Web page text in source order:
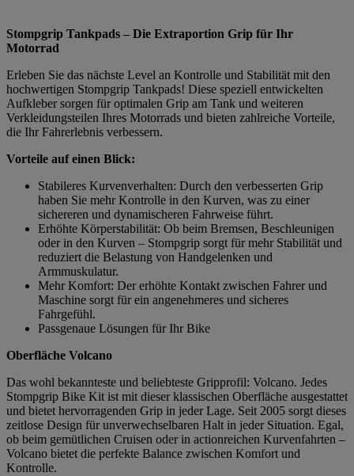
Stompgrip Tankpads – Die Extraportion Grip für Ihr
Motorrad
Erleben Sie das nächste Level an Kontrolle und Stabilität mit den
hochwertigen Stompgrip Tankpads! Diese speziell entwickelten
Aufkleber sorgen für optimalen Grip am Tank und weiteren
Verkleidungsteilen Ihres Motorrads und bieten zahlreiche Vorteile,
die Ihr Fahrerlebnis verbessern.
Vorteile auf einen Blick:
Stabileres Kurvenverhalten: Durch den verbesserten Grip
haben Sie mehr Kontrolle in den Kurven, was zu einer
sichereren und dynamischeren Fahrweise führt.
Erhöhte Körperstabilität: Ob beim Bremsen, Beschleunigen
oder in den Kurven – Stompgrip sorgt für mehr Stabilität und
reduziert die Belastung von Handgelenken und
Armmuskulatur.
Mehr Komfort: Der erhöhte Kontakt zwischen Fahrer und
Maschine sorgt für ein angenehmeres und sicheres
Fahrgefühl.
Passgenaue Lösungen für Ihr Bike
Oberfläche Volcano
Das wohl bekannteste und beliebteste Gripprofil: Volcano. Jedes
Stompgrip Bike Kit ist mit dieser klassischen Oberfläche ausgestattet
und bietet hervorragenden Grip in jeder Lage. Seit 2005 sorgt dieses
zeitlose Design für unverwechselbaren Halt in jeder Situation. Egal,
ob beim gemütlichen Cruisen oder in actionreichen Kurvenfahrten –
Volcano bietet die perfekte Balance zwischen Komfort und
Kontrolle.